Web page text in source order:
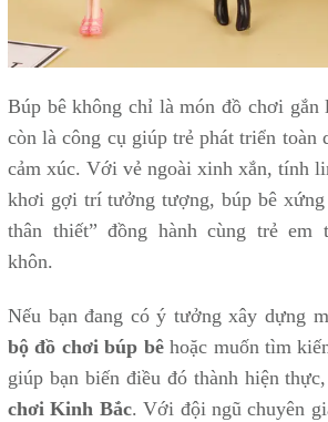
Búp bê không chỉ là món đồ chơi
còn là công cụ giúp trẻ phát triển toàn
cảm xúc. Với vẻ ngoài xinh xắn, tính
khơi gợi trí tưởng tượng, búp bê xứng
thân thiết” đồng hành cùng trẻ em
khôn.
Nếu bạn đang có ý tưởng xây dựng
bộ đồ chơi búp bêhoặc muốn tìm
giúp bạn biến điều đó thành hiện
chơi Kinh Bắc. Với đội ngũ chuyên